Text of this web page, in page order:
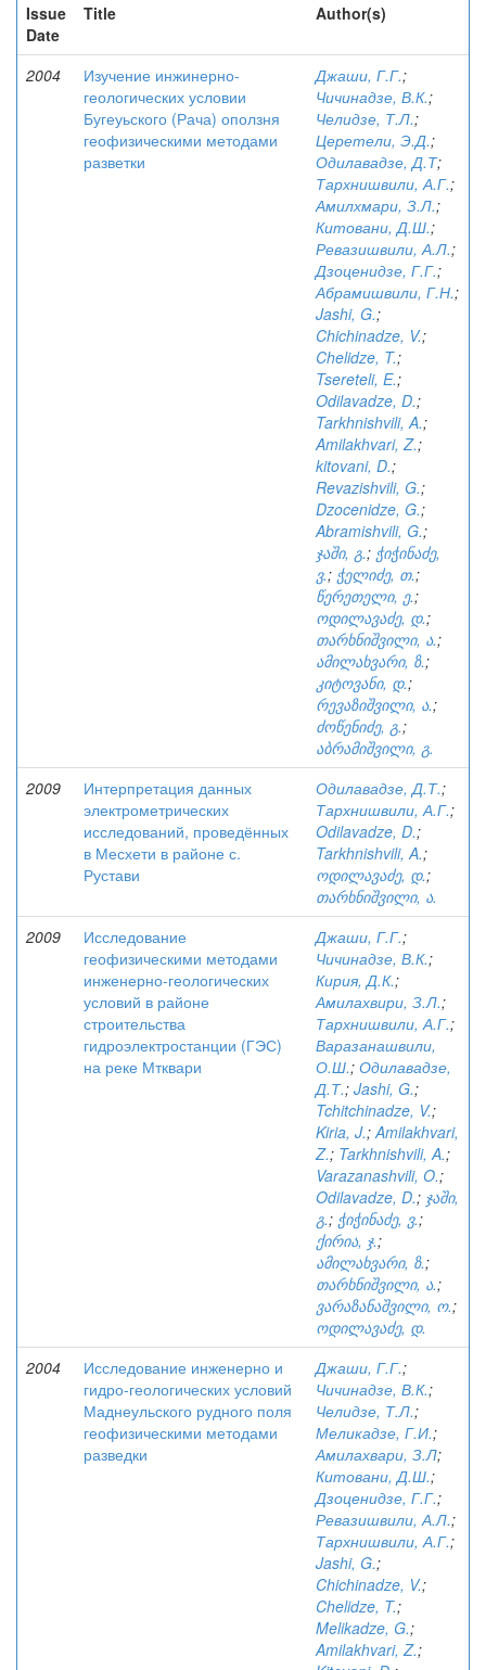
Issue
Date
Title Author(s)
2004
Изучение инжинерно-
геологических условии
Бугеуьского (Рача) оползня
геофизическими методами
разветки
Джаши, Г.Г.;
Чичинадзе, В.К.;
Челидзе, Т.Л.;
Церетели, Э.Д.;
Одилавадзе, Д.Т;
Тархнишвили, А.Г.;
Амилхмари, З.Л.;
Китовани, Д.Ш.;
Ревазишвили, А.Л.;
Дзоценидзе, Г.Г.;
Абрамишвили, Г.Н.;
Jashi, G.;
Chichinadze, V.;
Chelidze, T.;
Tsereteli, E.;
Odilavadze, D.;
Tarkhnishvili, A.;
Amilakhvari, Z.;
kitovani, D.;
Revazishvili, G.;
Dzocenidze, G.;
Abramishvili, G.;
ჯაში, გ.; ჭიჭინაძე,
ვ.; ჭელიძე, თ.;
წერეთელი, ე.;
ოდილავაძე, დ.;
თარხნიშვილი, ა.;
ამილახვარი, ზ.;
კიტოვანი, დ.;
რევაზიშვილი, ა.;
ძოწენიძე, გ.;
აბრამიშვილი, გ.
2009
Интерпретация данных
электрометрических
исследований, проведённых
в Месхети в районе с.
Рустави
Одилавадзе, Д.Т.;
Тархнишвили, А.Г.;
Odilavadze, D.;
Tarkhnishvili, A.;
ოდილავაძე, დ.;
თარხნიშვილი, ა.
2009
Исследование
геофизическими методами
инженерно-геологических
условий в районе
строительства
гидроэлектростанции (ГЭС)
на реке Мтквари
Джаши, Г.Г.;
Чичинадзе, В.К.;
Кирия, Д.К.;
Амилахвири, З.Л.;
Тархнишвили, А.Г.;
Варазанашвили,
О.Ш.; Одилавадзе,
Д.Т.; Jashi, G.;
Tchitchinadze, V.;
Kiria, J.;Amilakhvari,
Z.; Tarkhnishvili, A.;
Varazanashvili, O.;
Odilavadze, D.; ჯაში,
გ.; ჭიჭინაძე, ვ.;
ქირია, ჯ.;
ამილახვარი, ზ.;
თარხნიშვილი, ა.;
ვარაზანაშვილი, ო.;
ოდილავაძე, დ.
2004
Исследование инженерно и
гидро-геологических условий
Маднеульского рудного поля
геофизическими методами
разведки
Джаши, Г.Г.;
Чичинадзе, В.К.;
Челидзе, Т.Л.;
Меликадзе, Г.И.;
Амилахвари, З.Л;
Китовани, Д.Ш.;
Дзоценидзе, Г.Г.;
Ревазишвили, А.Л.;
Тархнишвили, А.Г.;
Jashi, G.;
Chichinadze, V.;
Chelidze, T.;
Melikadze, G.;
Amilakhvari, Z.;